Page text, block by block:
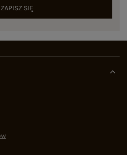
ZAPISZ SIĘ